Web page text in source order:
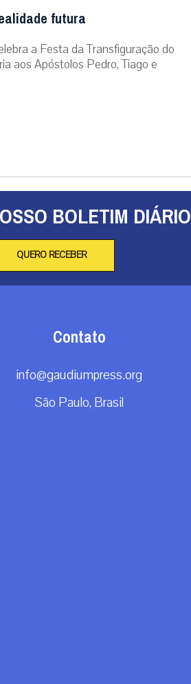
futura
a Festa da Transfiguração do
aos Apóstolos Pedro, Tiago e
BOLETIM DIÁRIO
QUERO RECEBER
Contato
info@gaudiumpress.org
São Paulo, Brasil